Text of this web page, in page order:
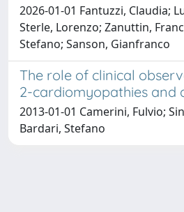
2026-01-01 Fantuzzi, Claudia;
Sterle, Lorenzo; Zanuttin,
Stefano; Sanson, Gianfranco
The role of clinical
2-cardiomyopathies and
2013-01-01 Camerini, Fulvio;
Bardari, Stefano